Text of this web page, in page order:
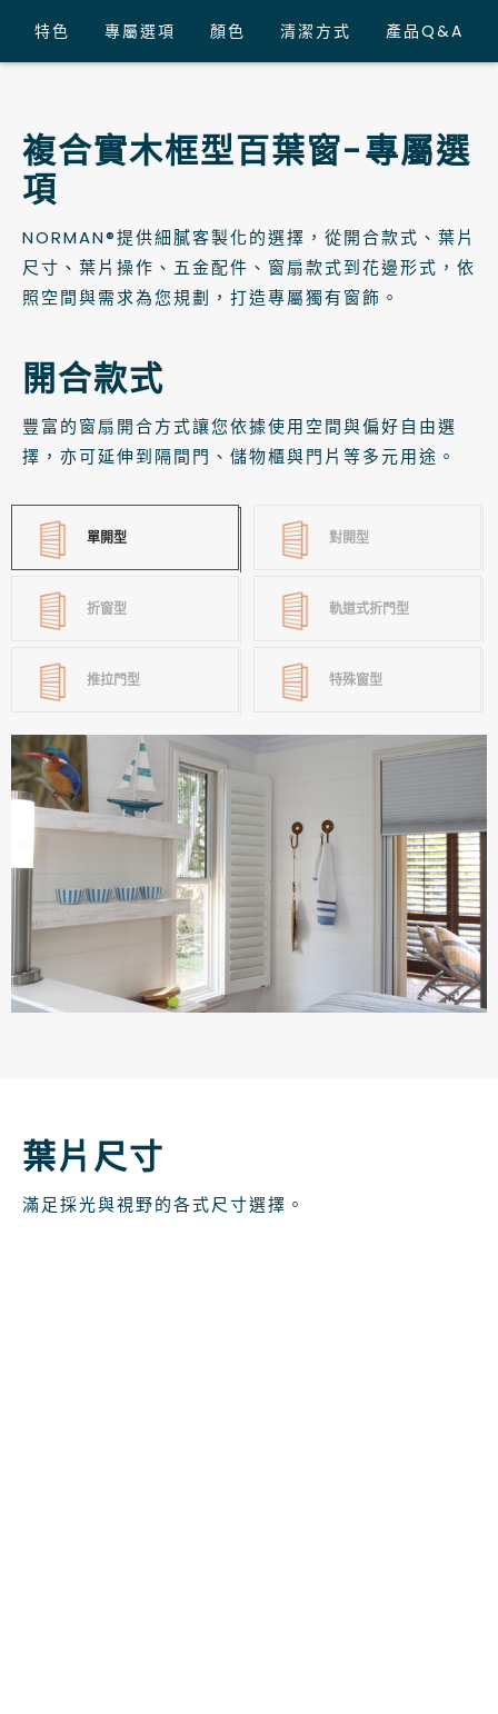
特色 專屬選項 顏色 清潔方式 產品Q&A
複合實木框型百葉窗-專屬選
項
NORMAN®提供細膩客製化的選擇，從開合款式、葉片
尺寸、葉片操作、五金配件、窗扇款式到花邊形式，依
照空間與需求為您規劃，打造專屬獨有窗飾。
開合款式
豐富的窗扇開合方式讓您依據使用空間與偏好自由選
擇，亦可延伸到隔間門、儲物櫃與門片等多元用途。
單開型 對開型
折窗型 軌道式折門型
推拉門型 特殊窗型
葉片尺寸
滿足採光與視野的各式尺寸選擇。